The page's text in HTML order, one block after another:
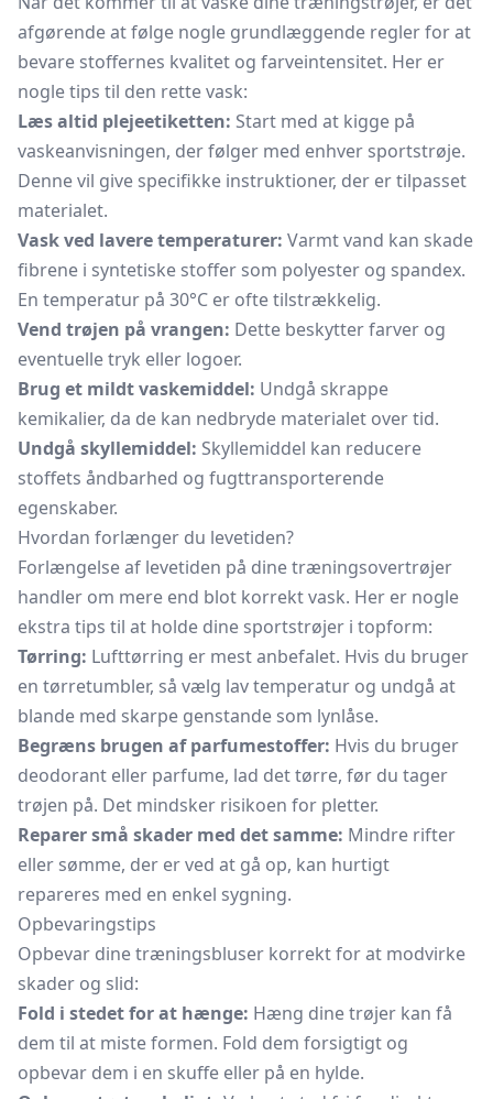
afgørende at følge nogle grundlæggende regler for at
bevare stoffernes kvalitet og farveintensitet. Her er
nogle tips til den rette vask:
Læs altid plejeetiketten: Start med at kigge på
vaskeanvisningen, der følger med enhver sportstrøje.
Denne vil give specifikke instruktioner, der er tilpasset
materialet.
Vask ved lavere temperaturer: Varmt vand kan skade
fibrene i syntetiske stoffer som polyester og spandex.
En temperatur på 30°C er ofte tilstrækkelig.
Vend trøjen på vrangen: Dette beskytter farver og
eventuelle tryk eller logoer.
Brug et mildt vaskemiddel: Undgå skrappe
kemikalier, da de kan nedbryde materialet over tid.
Undgå skyllemiddel: Skyllemiddel kan reducere
stoffets åndbarhed og fugttransporterende
egenskaber.
Hvordan forlænger du levetiden?
Forlængelse af levetiden på dine træningsovertrøjer
handler om mere end blot korrekt vask. Her er nogle
ekstra tips til at holde dine sportstrøjer i topform:
Tørring: Lufttørring er mest anbefalet. Hvis du bruger
en tørretumbler, så vælg lav temperatur og undgå at
blande med skarpe genstande som lynlåse.
Begræns brugen af parfumestoffer: Hvis du bruger
deodorant eller parfume, lad det tørre, før du tager
trøjen på. Det mindsker risikoen for pletter.
Reparer små skader med det samme: Mindre rifter
eller sømme, der er ved at gå op, kan hurtigt
repareres med en enkel sygning.
Opbevaringstips
Opbevar dinetræningsbluser korrekt for at modvirke
skader og slid:
Fold i stedet for at hænge: Hæng dine trøjer kan få
dem til at miste formen. Fold dem forsigtigt og
opbevar dem i en skuffe eller på en hylde.